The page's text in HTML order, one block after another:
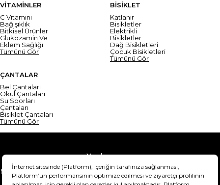
VİTAMİNLER
C Vitamini
Bağışıklık
Bitkisel Ürünler
Glukozamin Ve
Eklem Sağlığı
Tümünü Gör
BİSİKLET
Katlanır
Bisikletler
Elektrikli
Bisikletler
Dağ Bisikletleri
Çocuk Bisikletleri
Tümünü Gör
ÇANTALAR
Bel Çantaları
Okul Çantaları
Su Sporları
Çantaları
Bisiklet Çantaları
Tümünü Gör
Yardım
Mesafeli Satış Sözleşmesi
Teslimat Bilgisi